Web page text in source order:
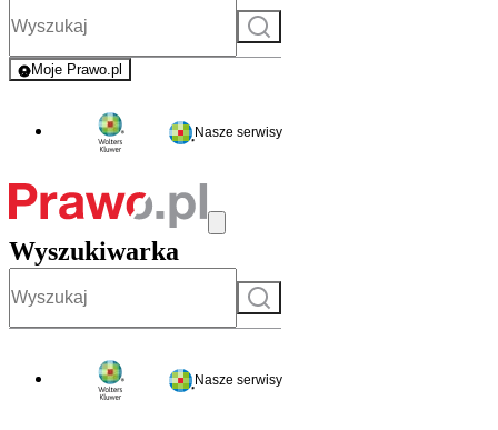
Szukaj
Moje Prawo.pl
- rejestracja i logowanie do serwisu
Nasze serwisy
Wyszukiwarka
Szukaj
Nasze serwisy